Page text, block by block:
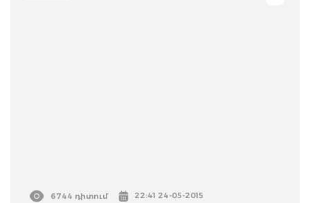
6744 դիտում 22:41 24-05-2015